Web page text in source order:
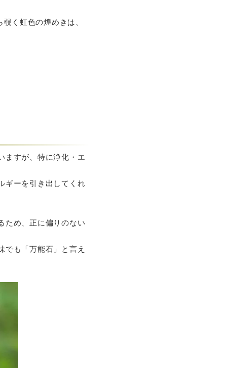
く虹色の煌めきは、
ますが、特に浄化・エ
ギーを引き出してくれ
ため、正に偏りのない
でも「万能石」と言え